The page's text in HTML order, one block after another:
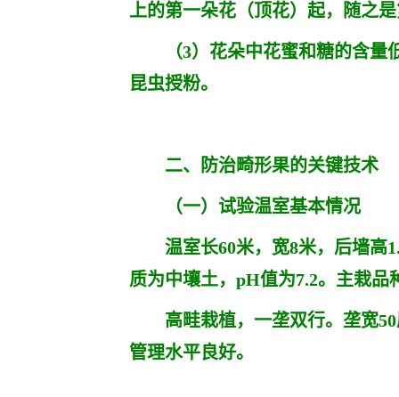
上的第一朵花（顶花）起，随之
（3）花朵中花蜜和糖的含量
昆虫授粉。
二、防治畸形果的关键技术
（一）试验温室基本情况
温室长60米，宽8米，后墙高
质为中壤土，pH值为7.2。主栽
高畦栽植，一垄双行。垄宽50
管理水平良好。